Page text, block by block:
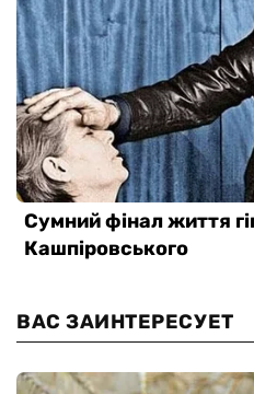
ВАС ЗАИНТЕРЕСУЕТ